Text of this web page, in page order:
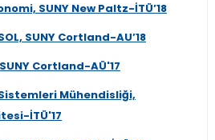
SUNY New Paltz-İTÜ’18
SUNY Cortland-AU’18
Cortland-AÜ'17
Mühendisliği,
İTÜ'17